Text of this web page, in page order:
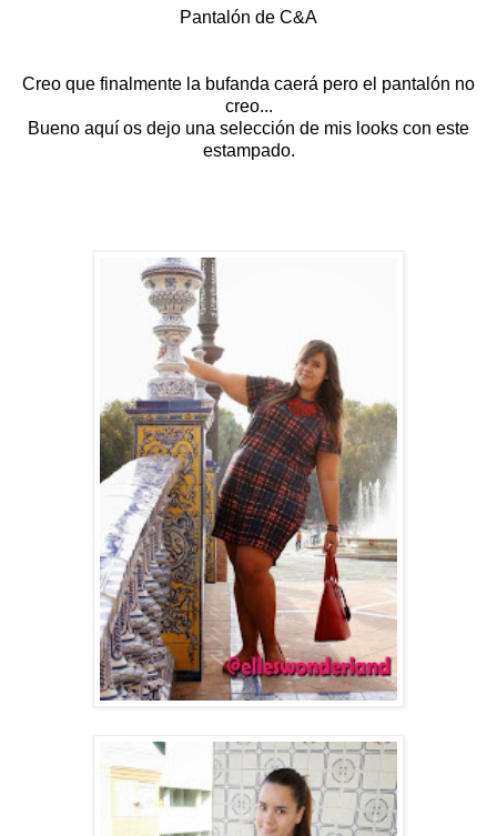
Pantalón de C&A
Creo que finalmente la bufanda caerá pero el pantalón no
creo...
Bueno aquí os dejo una selección de mis looks con este
estampado.